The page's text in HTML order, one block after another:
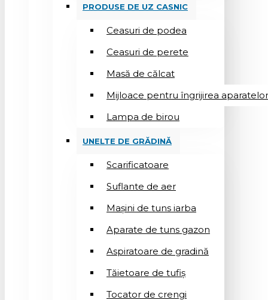
PRODUSE DE UZ CASNIC
Ceasuri de podea
Ceasuri de perete
Masă de călcat
Mijloace pentru îngrijirea
Lampa de birou
UNELTE DE GRĂDINĂ
Scarificatoare
Suflantе de aer
Mașini de tuns iarba
Aparate de tuns gazon
Aspiratoare de gradină
Tăietoare de tufiș
Tocator de crengi